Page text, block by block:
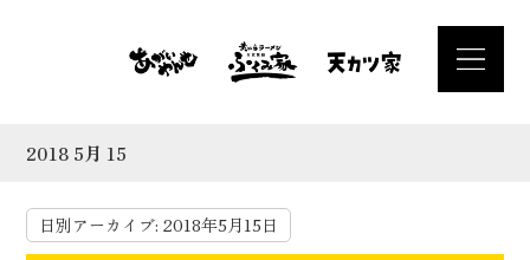
2018 5月 15
日別アーカイブ:2018年5月15日